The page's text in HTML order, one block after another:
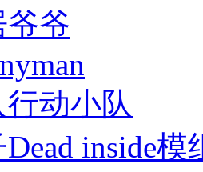
爷
动小队
inside模